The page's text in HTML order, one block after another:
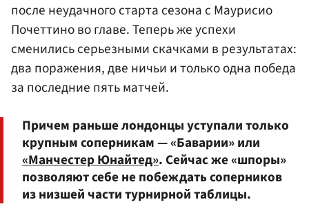
после неудачного старта сезона с Маурисио
Почеттино во главе. Теперь же успехи
сменились серьезными скачками в результатах:
два поражения, две ничьи и только одна победа
за последние пять матчей.
Причем раньше лондонцы уступали только
крупным соперникам — «Баварии» или
«Манчестер Юнайтед». Сейчас же «шпоры»
позволяют себе не побеждать соперников
из низшей части турнирной таблицы.